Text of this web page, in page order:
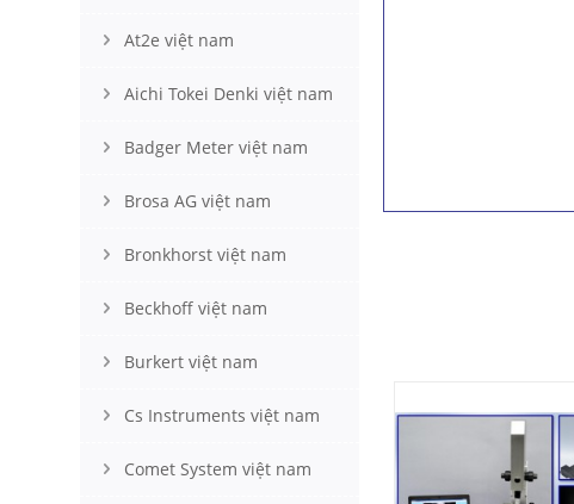
At2e việt nam
Aichi Tokei Denki việt nam
Badger Meter việt nam
Brosa AG việt nam
Bronkhorst việt nam
Beckhoff việt nam
Burkert việt nam
Cs Instruments việt nam
Comet System việt nam